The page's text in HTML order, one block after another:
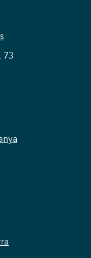
73